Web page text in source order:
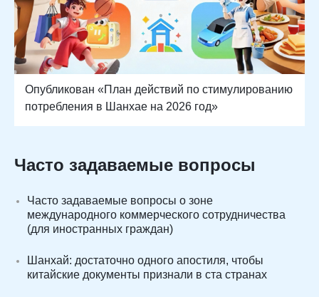
Опубликован «План действий по стимулированию
потребления в Шанхае на 2026 год»
Часто задаваемые вопросы
Часто задаваемые вопросы о зоне
международного коммерческого сотрудничества
(для иностранных граждан)
Шанхай: достаточно одного апостиля, чтобы
китайские документы признали в ста странах